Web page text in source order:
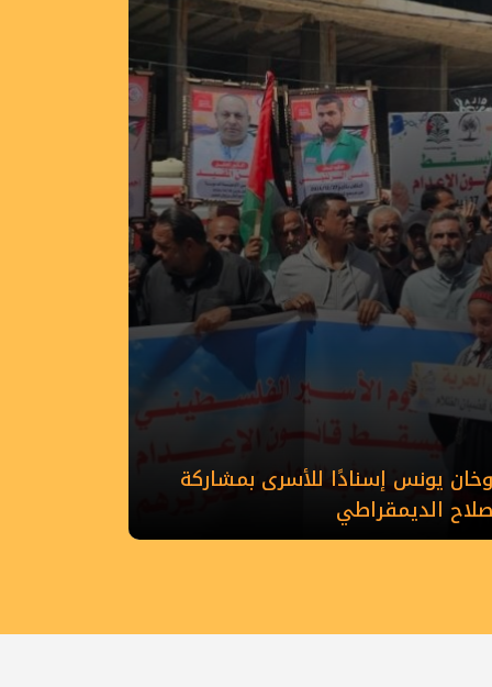
يونس إسنادًا للأسرى بمشاركة
الديمقراطي